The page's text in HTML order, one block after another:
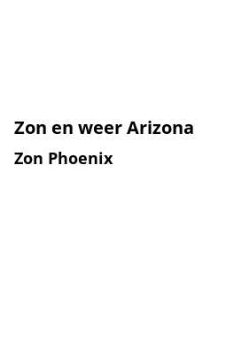
Zon en weer Arizona
Zon Phoenix